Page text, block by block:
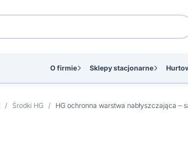
O firmie Sklepy stacjonarne
/ Środki HG /